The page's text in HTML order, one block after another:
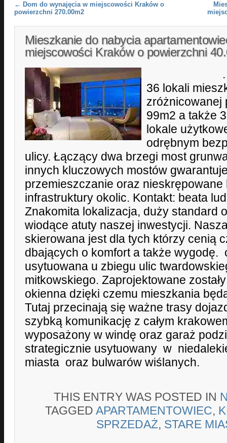
Post navigation
← Dom do wynajęcia w miejscowości Kraków o
powierzchni 270.00m2
Mieszkanie do nabycia
miejscowości Kraków o powierzchni
. W
36 lokali
zróżnicowanej
99m2 a także
lokale
odrębnym
ulicy. Łączący dwa brzegi most
innych kluczowych mostów
przemieszczanie oraz
infrastruktury okolic. Kontakt: beata
Znakomita lokalizacja, duży standard
wiodące atuty naszej inwestycji.
skierowana jest dla tych którzy cenią
dbających o komfort a także wygodę.
usytuowana u zbiegu ulic
mitkowskiego. Zaprojektowane
okienna dzięki czemu mieszkania
Tutaj przecinają się ważne trasy
szybką komunikację z całym
wyposażony w windę oraz garaż
strategicznie usytuowany w
miasta oraz bulwarów wiślanych.
THIS ENTRY WAS POSTED IN
TAGGED APARTAMENTOWIEC,
SPRZEDAŻ, STARE